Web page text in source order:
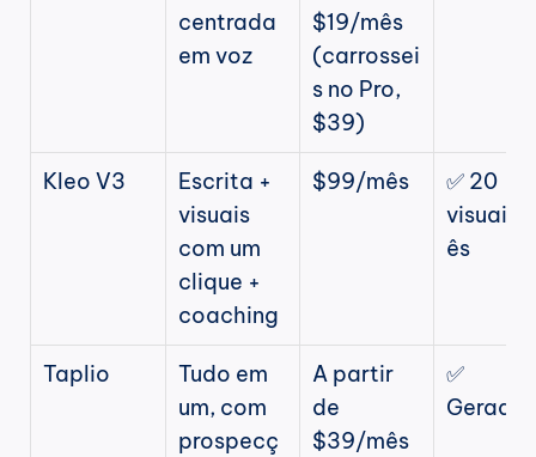
centrada
em voz
$19/mês
(carrossei
s no Pro,
$39)
Kleo V3
Escrita +
visuais
com um
clique +
coaching
$99/mês
✅ 20
visuais/
ês
Taplio
Tudo em
um, com
prospecç
A partir
de
$39/mês
✅
Gerador